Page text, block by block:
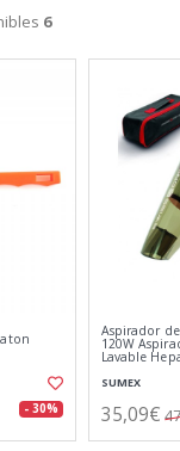
6
- 30%
Aspirador
120W
Lavable
SUMEX
35,09€